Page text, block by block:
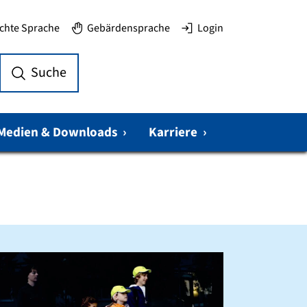
Sprache Gebärdensprache Login
Suche
& Downloads › Karriere ›